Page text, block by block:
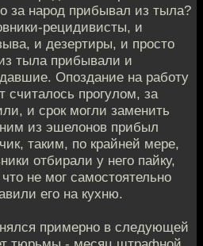
за народ прибывал из тыла?
рецидивисты, и
и дезертиры, и просто
тыла прибывали и
Опоздание на работу
прогулом, за
и срок могли заменить
из эшелонов прибыл
таким, по крайней мере,
отбирали у него пайку,
не мог самостоятельно
его на кухню.
примерно в следующей